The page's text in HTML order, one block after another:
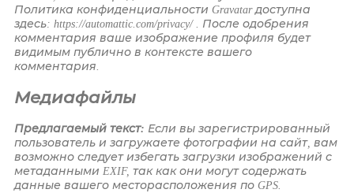
Политика конфиденциальности Gravatar доступна
здесь: https://automattic.com/privacy/ . После одобрения
комментария ваше изображение профиля будет
видимым публично в контексте вашего
комментария.
Медиафайлы
Предлагаемый текст: Если вы зарегистрированный
пользователь и загружаете фотографии на сайт, вам
возможно следует избегать загрузки изображений с
метаданными EXIF, так как они могут содержать
данные вашего месторасположения по GPS.